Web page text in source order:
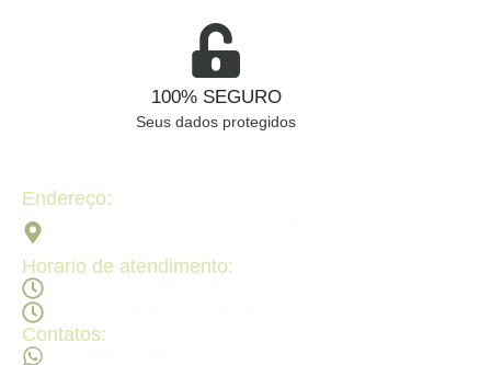
100% SEGURO
Seus dados protegidos
Endereço:
Horario de atendimento:
Contatos: